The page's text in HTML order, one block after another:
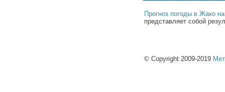
Прогноз погоды в Жако
представляет собой
© Copyright 2009-2019